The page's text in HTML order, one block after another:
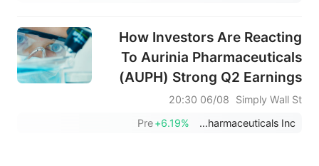
How Investors Are Reacting
To Aurinia Pharmaceuticals
(AUPH) Strong Q2 Earnings
And Reaffirmed 2026
Guidance
Simply Wall St
06/08 20:30
Aurinia Pharmaceuticals Inc.
+6.19%
Pre